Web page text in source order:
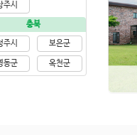
주시
충북
주시 보은군
동군 옥천군